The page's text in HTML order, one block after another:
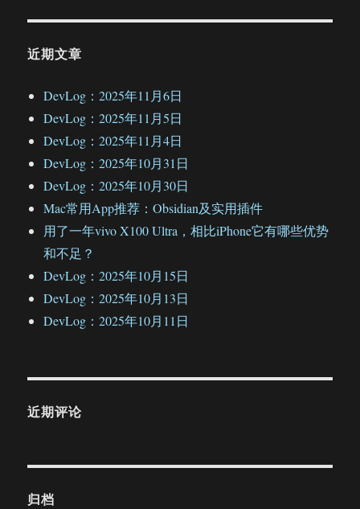
近期文章
DevLog：2025年11月6日
DevLog：2025年11月5日
DevLog：2025年11月4日
DevLog：2025年10月31日
DevLog：2025年10月30日
Mac常用App推荐：Obsidian及实用插件
用了一年vivo X100 Ultra，相比iPhone它有哪些优势
和不足？
DevLog：2025年10月15日
DevLog：2025年10月13日
DevLog：2025年10月11日
近期评论
归档